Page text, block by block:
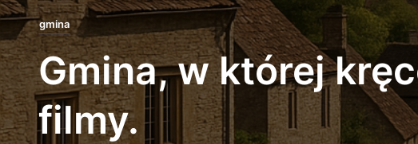
gmina
Gmina, w której
filmy.